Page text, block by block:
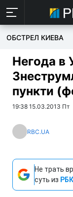
ОБСТРЕЛ КИЕВА
Негода в
пункти
19:38 15.03.2013 Пт
RBC.UA
Не трать
суть из